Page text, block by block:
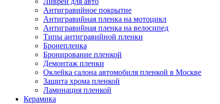
Антигравийное покрытие
Антигравийная пленка на мотоцикл
Антигравийная пленка на велосипед
Типы антигравийной пленки
Бронепленка
Бронирование пленкой
Демонтаж пленки
Оклейка салона автомобиля пленкой в Москве
Защита хрома пленкой
Ламинация пленкой
Керамика